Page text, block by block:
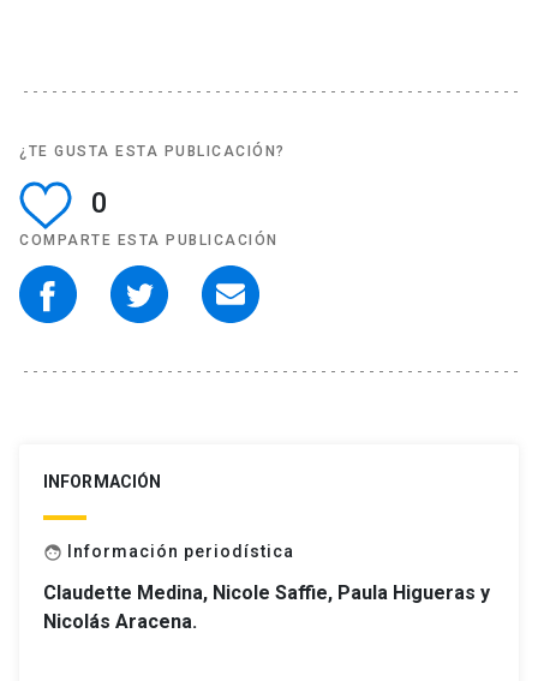
¿TE GUSTA ESTA PUBLICACIÓN?
0
COMPARTE ESTA PUBLICACIÓN
INFORMACIÓN
face Información periodística
Claudette Medina, Nicole Saffie, Paula Higueras y
Nicolás Aracena.